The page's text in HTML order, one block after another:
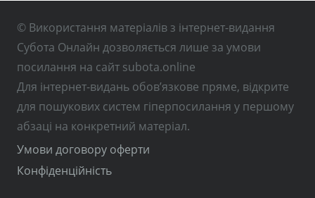
© Використання матеріалів з інтернет-видання
Субота Онлайн дозволяється лише за умови
посилання на сайт subota.online
Для інтернет-видань обов’язкове пряме, відкрите
для пошукових систем гіперпосилання у першому
абзаці на конкретний матеріал.
Умови договору оферти
Конфіденційність